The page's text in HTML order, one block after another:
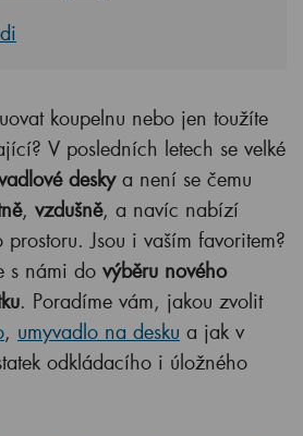
koupelnu nebo jen toužíte
V posledních letech se velké
deskya není se čemu
, vzdušně, a navíc nabízí
prostoru. Jsou i vaším favoritem?
s námi do výběru nového
. Poradíme vám, jakou zvolit
, umyvadlo na desku a jak v
odkládacího i úložného